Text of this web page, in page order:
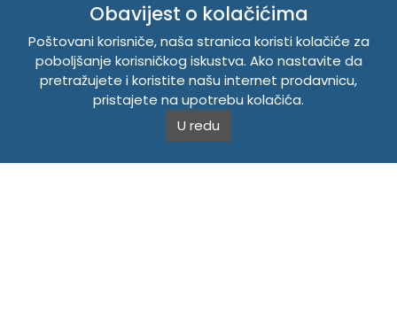
Politika o kolačićima
Uslovi korištenja
Politika privatnosti
TEMPUS DOO BRATUNAC
Svetog Save bb, 75420 Bratunac, Bosna i Hercegovina
Telefon+38756/260-051
Obavijest o kolačićima
Poštovani korisniče, naša stranica koristi kolačiće za
poboljšanje korisničkog iskustva. Ako nastavite da
pretražujete i koristite našu internet prodavnicu,
pristajete na upotrebu kolačića.
U redu